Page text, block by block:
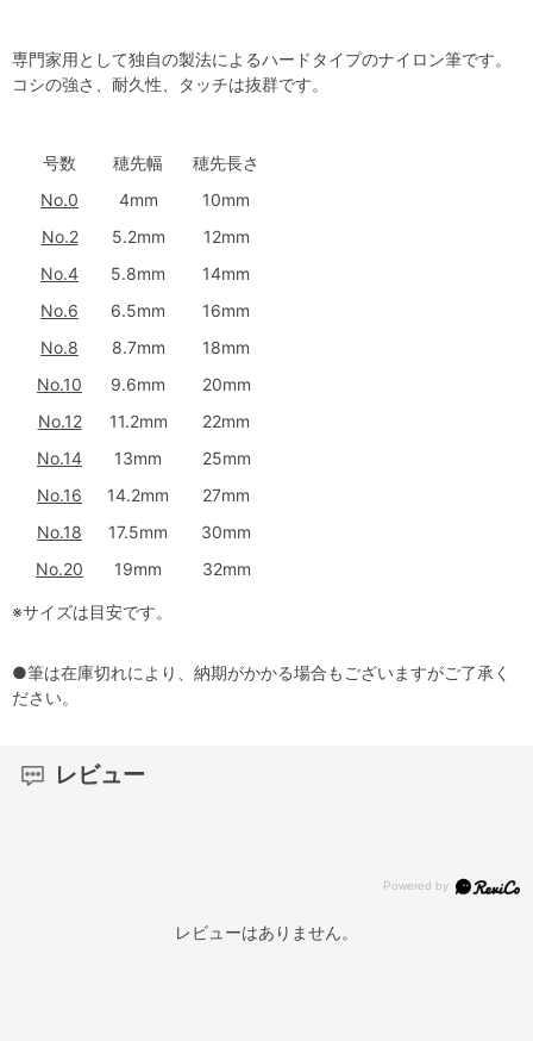
専門家用として独自の製法によるハードタイプのナイロン筆です。
コシの強さ、耐久性、タッチは抜群です。
号数 穂先幅
穂先長さ
No.0
4mm
10mm
No.2
5.2mm
12mm
No.4
5.8mm
14mm
No.6
6.5mm
16mm
No.8
8.7mm
18mm
No.10
9.6mm
20mm
No.12
11.2mm
22mm
No.14
13mm
25mm
No.16
14.2mm
27mm
No.18
17.5mm
30mm
No.20
19mm 32mm
※サイズは目安です。
●筆は在庫切れにより、納期がかかる場合もございますがご了承く
ださい。
レビュー
レビューはありません。